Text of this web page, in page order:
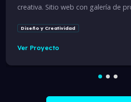
creativa. Sitio web con galería de
Diseño y Creatividad
Ver Proyecto